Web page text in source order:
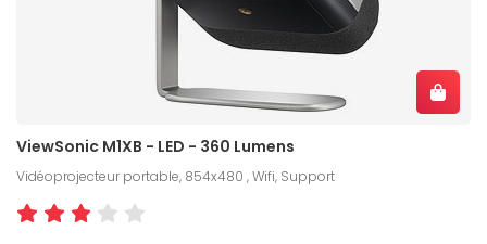
ViewSonic M1XB - LED - 360 Lumens
Vidéoprojecteur portable, 854x480 , Wifi, Support